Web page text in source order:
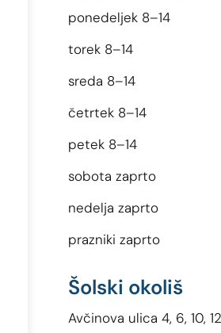
ponedeljek 8–14
torek 8–14
sreda 8–14
četrtek 8–14
petek 8–14
sobota zaprto
nedelja zaprto
prazniki zaprto
Šolski okoliš
Avčinova ulica 4, 6, 10, 12